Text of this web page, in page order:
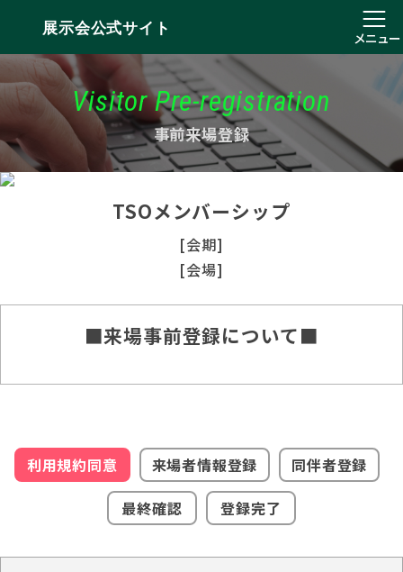
展示会公式サイト
メニュー
Visitor Pre-registration
事前来場登録
TSOメンバーシップ
[会期]
[会場]
■来場事前登録について■
利用規約同意 来場者情報登録
同伴者登録
最終確認
登録完了